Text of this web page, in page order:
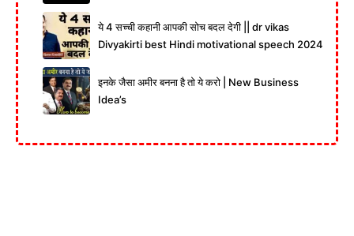
ये 4 सच्ची कहानी आपकी सोच बदल देगी || dr vikas
Divyakirti best Hindi motivational speech 2024
इनके जैसा अमीर बनना है तो ये करो | New Business
Idea’s